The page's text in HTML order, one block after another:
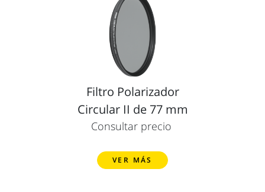
Filtro Polarizador
Circular II de 77 mm
Consultar precio
VER MÁS